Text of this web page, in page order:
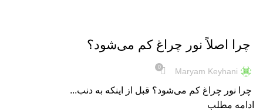
چرا اصلاً نور چراغ کم می‌شود؟
Maryam Keyhani
0
چرا نور چراغ کم می‌شود؟ قبل از اینکه به دنب...
ادامه مطلب